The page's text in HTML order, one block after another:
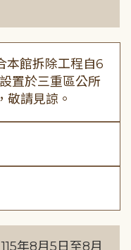
本館拆除工程自6
置於三重區公所
敬請見諒。
年8月5日至8月